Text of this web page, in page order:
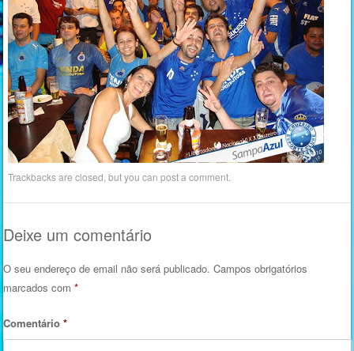
Trackbacks are closed, but you canpost a comment
Deixe um comentário
O seu endereço de email não será publicado. Campos obrigatórios
marcados com*
Comentário*